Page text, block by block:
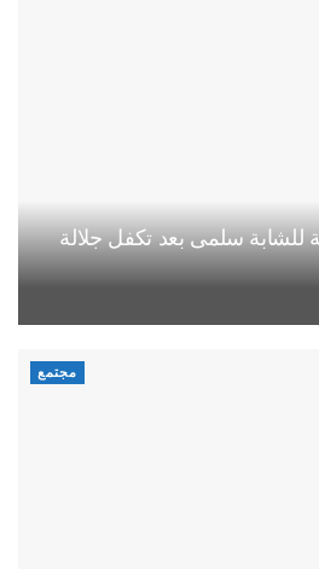
للشابة سلمى بعد تكفل جلالة
مجتمع